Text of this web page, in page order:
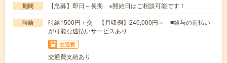
期間 【急募】即日～長期 ※開始日はご相談可能です！
時給
時給1500円＋交 【月収例】240,000円～ ■給与の前払い
が可能な速払いサービスあり
交通費
交通費支給あり